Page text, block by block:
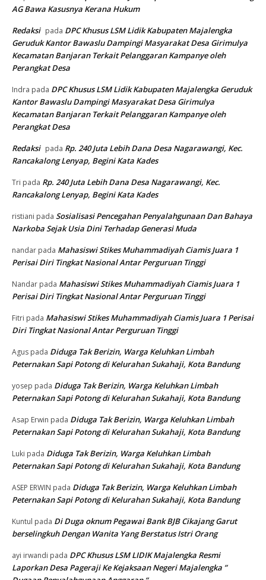
AG Bawa Kasusnya Kerana Hukum
Redaksi pada DPC Khusus LSM Lidik Kabupaten Majalengka
Geruduk Kantor Bawaslu Dampingi Masyarakat Desa Girimulya
Kecamatan Banjaran Terkait Pelanggaran Kampanye oleh
Perangkat Desa
Indra pada DPC Khusus LSM Lidik Kabupaten Majalengka Geruduk
Kantor Bawaslu Dampingi Masyarakat Desa Girimulya
Kecamatan Banjaran Terkait Pelanggaran Kampanye oleh
Perangkat Desa
Redaksi pada Rp. 240 Juta Lebih Dana Desa Nagarawangi, Kec.
Rancakalong Lenyap, Begini Kata Kades
Tri pada Rp. 240 Juta Lebih Dana Desa Nagarawangi, Kec.
Rancakalong Lenyap, Begini Kata Kades
ristiani pada Sosialisasi Pencegahan Penyalahgunaan Dan Bahaya
Narkoba Sejak Usia Dini Terhadap Generasi Muda
nandar pada Mahasiswi Stikes Muhammadiyah Ciamis Juara 1
Perisai Diri Tingkat Nasional Antar Perguruan Tinggi
Nandar pada Mahasiswi Stikes Muhammadiyah Ciamis Juara 1
Perisai Diri Tingkat Nasional Antar Perguruan Tinggi
Fitri pada Mahasiswi Stikes Muhammadiyah Ciamis Juara 1 Perisai
Diri Tingkat Nasional Antar Perguruan Tinggi
Agus pada Diduga Tak Berizin, Warga Keluhkan Limbah
Peternakan Sapi Potong di Kelurahan Sukahaji, Kota Bandung
yosep pada Diduga Tak Berizin, Warga Keluhkan Limbah
Peternakan Sapi Potong di Kelurahan Sukahaji, Kota Bandung
Asap Erwin pada Diduga Tak Berizin, Warga Keluhkan Limbah
Peternakan Sapi Potong di Kelurahan Sukahaji, Kota Bandung
Luki pada Diduga Tak Berizin, Warga Keluhkan Limbah
Peternakan Sapi Potong di Kelurahan Sukahaji, Kota Bandung
ASEP ERWIN pada Diduga Tak Berizin, Warga Keluhkan Limbah
Peternakan Sapi Potong di Kelurahan Sukahaji, Kota Bandung
Kuntul pada Di Duga oknum Pegawai Bank BJB Cikajang Garut
berselingkuh Dengan Wanita Yang Berstatus Istri Orang
ayi irwandi pada DPC Khusus LSM LIDIK Majalengka Resmi
Laporkan Desa Pageraji Ke Kejaksaan Negeri Majalengka ”